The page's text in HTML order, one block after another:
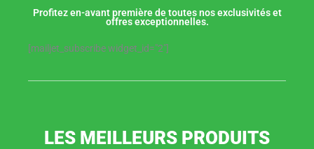
Profitez en-avant première de toutes nos exclusivités et
offres exceptionnelles.
[mailjet_subscribe widget_id="2"]
LES MEILLEURS PRODUITS